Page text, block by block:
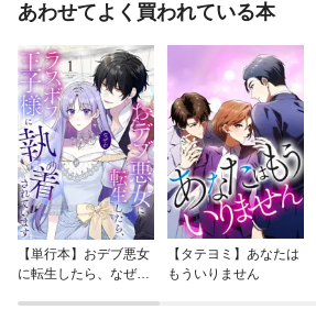
あわせてよく買われている本
【単行本】おデブ悪女
に転生したら、なぜか
【タテヨミ】あなたは
もういりません